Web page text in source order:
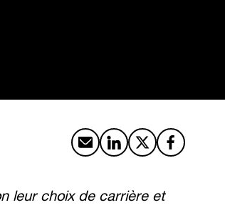
Partager par email
Partager sur LinkedIn
Partager sur X
Partager
leur choix de carrière et